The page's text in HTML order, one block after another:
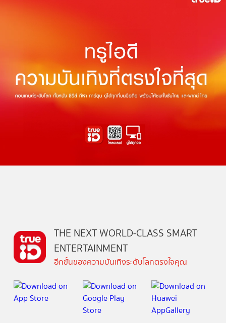
THE NEXT WORLD-CLASS SMART
ENTERTAINMENT
อีกขั้นของความบันเทิงระดับโลกตรงใจคุณ